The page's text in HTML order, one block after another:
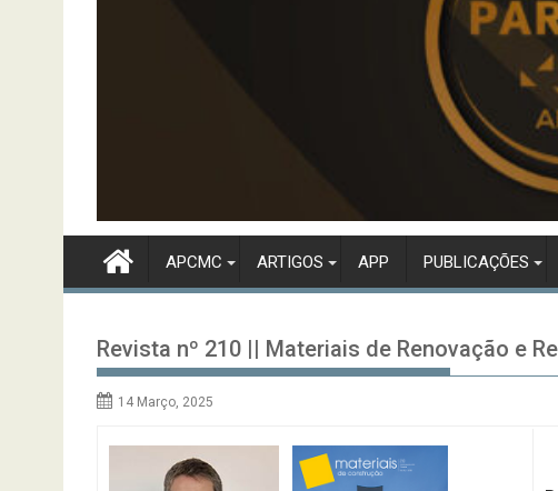
APCMC ARTIGOS APP PUBLICAÇÕES
Revista nº 210 || Materiais de Renovação e
14 Março, 2025